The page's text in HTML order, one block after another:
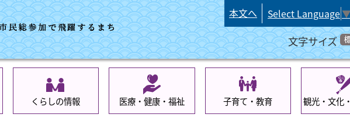
本文へ Select Language▼
文字サイズ
くらしの情報 医療・健康・福祉 子育て・教育 観光・文化